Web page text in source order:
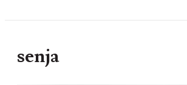
senja